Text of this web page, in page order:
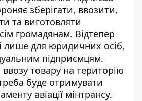
зберігати, ввозити,
та виготовляти
громадянам. Відтепер
лише для юридичних осіб,
підприємцям.
товару на територію
буде отримувати
авіації мінтрансу.